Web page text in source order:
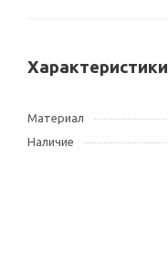
Характеристики
Материал
Наличие